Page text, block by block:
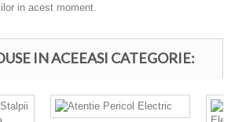
in acest moment.
IN ACEEASI CATEGORIE: